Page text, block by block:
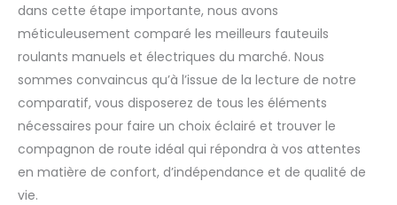
dans cette étape importante, nous avons
méticuleusement comparé les meilleurs fauteuils
roulants manuels et électriques du marché. Nous
sommes convaincus qu’à l’issue de la lecture de notre
comparatif, vous disposerez de tous les éléments
nécessaires pour faire un choix éclairé et trouver le
compagnon de route idéal qui répondra à vos attentes
en matière de confort, d’indépendance et de qualité de
vie.